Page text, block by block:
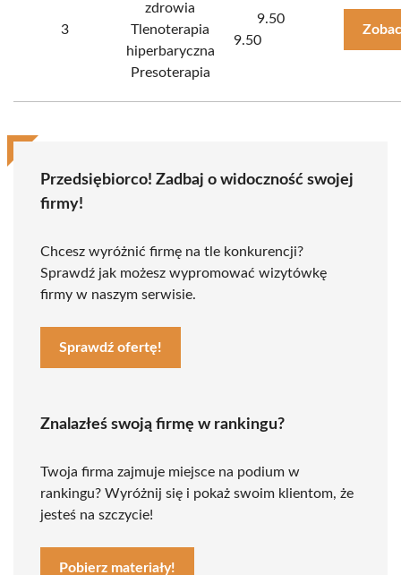
3
zdrowia
Tlenoterapia
hiperbaryczna
Presoterapia
9.50
9.50
Przedsiębiorco! Zadbaj o widoczność swojej
firmy!
Chcesz wyróżnić firmę na tle konkurencji?
Sprawdź jak możesz wypromować wizytówkę
firmy w naszym serwisie.
Sprawdź ofertę!
Znalazłeś swoją firmę w rankingu?
Twoja firma zajmuje miejsce na podium w
rankingu? Wyróżnij się i pokaż swoim klientom, że
jesteś na szczycie!
Pobierz materiały!